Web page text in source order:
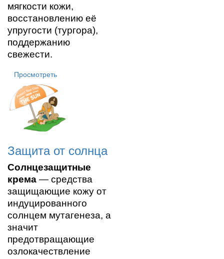
мягкости кожи,
восстановлению её
упругости (тургора),
поддержанию
свежести.
Просмотреть
Защита от солнца
Солнцезащитные
крема — средства
защищающие кожу от
индуцированного
солнцем мутагенеза, а
значит
предотвращающие
озлокачествление